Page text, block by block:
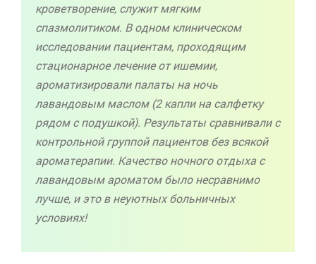
кроветворение, служит мягким
спазмолитиком. В одном клиническом
исследовании пациентам, проходящим
стационарное лечение от ишемии,
ароматизировали палаты на ночь
лавандовым маслом (2 капли на салфетку
рядом с подушкой). Результаты сравнивали с
контрольной группой пациентов без всякой
ароматерапии. Качество ночного отдыха с
лавандовым ароматом было несравнимо
лучше, и это в неуютных больничных
условиях!